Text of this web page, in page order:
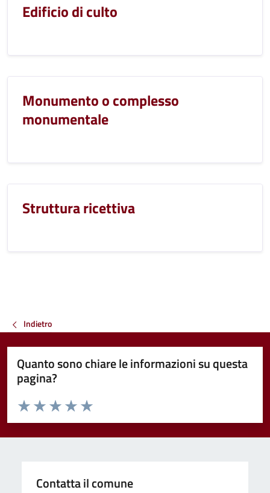
Edificio di culto
Monumento o complesso
monumentale
Struttura ricettiva
Indietro
Quanto sono chiare le informazioni su questa
pagina?
Valuta da 1 a 5 stelle la pagina
Valuta 5 stelle su 5
Valuta 4 stelle su 5
Valuta 3 stelle su 5
Valuta 2 stelle su 5
Valuta 1 stelle su 5
Contatta il comune